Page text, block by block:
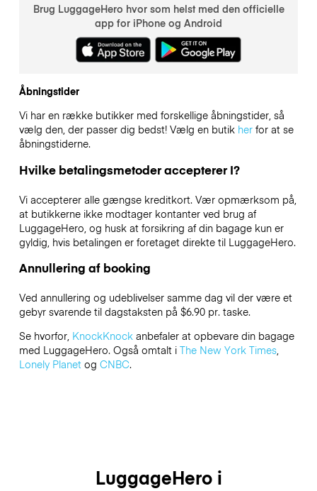
Brug LuggageHero hvor som helst med den officielle
app for iPhone og Android
Åbningstider
Vi har en række butikker med forskellige åbningstider, så
vælg den, der passer dig bedst! Vælg en butik herfor at se
åbningstiderne.
Hvilke betalingsmetoder accepterer I?
Vi accepterer alle gængse kreditkort. Vær opmærksom på,
at butikkerne ikke modtager kontanter ved brug af
LuggageHero, og husk at forsikring af din bagage kun er
gyldig, hvis betalingen er foretaget direkte til LuggageHero.
Annullering af booking
Ved annullering og udeblivelser samme dag vil der være et
gebyr svarende til dagstaksten på $6.90 pr. taske.
Se hvorfor, KnockKnockanbefaler at opbevare din bagage
med LuggageHero. Også omtalt i The New York Times,
Lonely Planetog CNBC.
LuggageHero i